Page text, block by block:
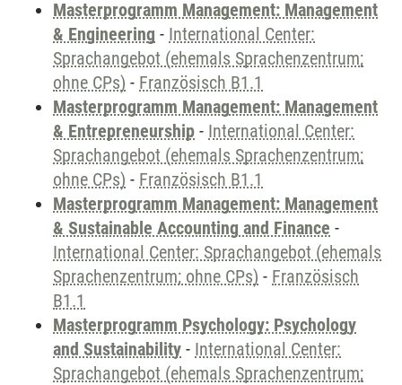
Masterprogramm Management: Management
& Engineering - International Center:
Sprachangebot (ehemals Sprachenzentrum;
ohne CPs) - Französisch B1.1
Masterprogramm Management: Management
& Entrepreneurship - International Center:
Sprachangebot (ehemals Sprachenzentrum;
ohne CPs) - Französisch B1.1
Masterprogramm Management: Management
& Sustainable Accounting and Finance -
International Center: Sprachangebot (ehemals
Sprachenzentrum; ohne CPs) - Französisch
B1.1
Masterprogramm Psychology: Psychology
and Sustainability - International Center:
Sprachangebot (ehemals Sprachenzentrum;